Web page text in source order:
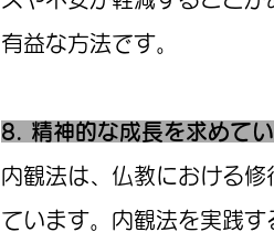
有益な方法です。
8. 精神的な成長を求めて
内観法は、仏教における
ています。内観法を実践